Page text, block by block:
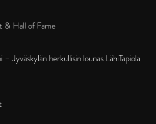
& Hall of Fame
Jyväskylän herkullisin lounas LähiTapiola